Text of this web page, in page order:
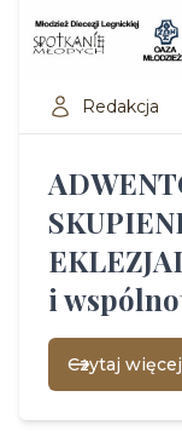
Redakcja
i
Czytaj więcej